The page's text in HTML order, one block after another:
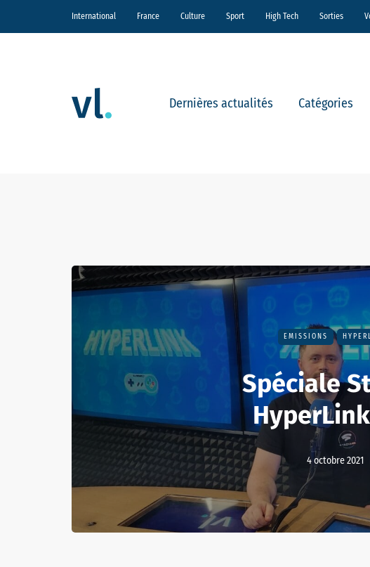
International France Culture Sport High Tech Sorties
Dernières actualités Catégories
EMISSIONS
Spéciale
4 octobre 2021